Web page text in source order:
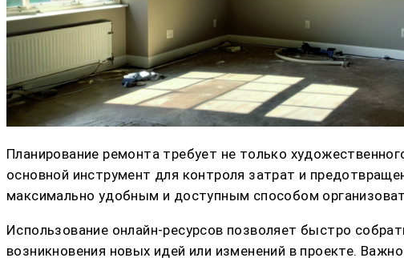
Планирование ремонта требует не только
основной инструмент для контроля затрат и
максимально удобным и доступным способом
Использование онлайн-ресурсов позволяет быстро
возникновения новых идей или изменений в проекте.